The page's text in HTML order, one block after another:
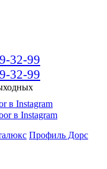
32-99
32-99
в Instagram
Профиль Дорс